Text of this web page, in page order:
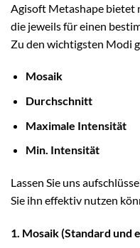
Agisoft Metashape bietet
die jeweils für einen
Zu den wichtigsten Modi
Mosaik
Durchschnitt
Maximale Intensität
Min. Intensität
Lassen Sie uns
Sie ihn effektiv nutzen
1. Mosaik (Standard und